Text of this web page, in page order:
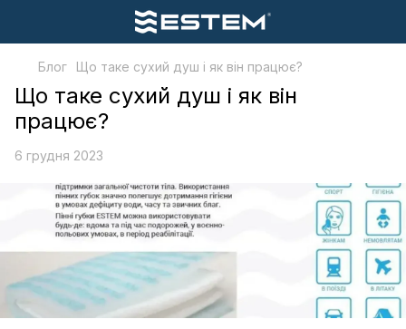
Блог Що таке сухий душ і як він працює?
Що таке сухий душ і як він
працює?
6 грудня 2023